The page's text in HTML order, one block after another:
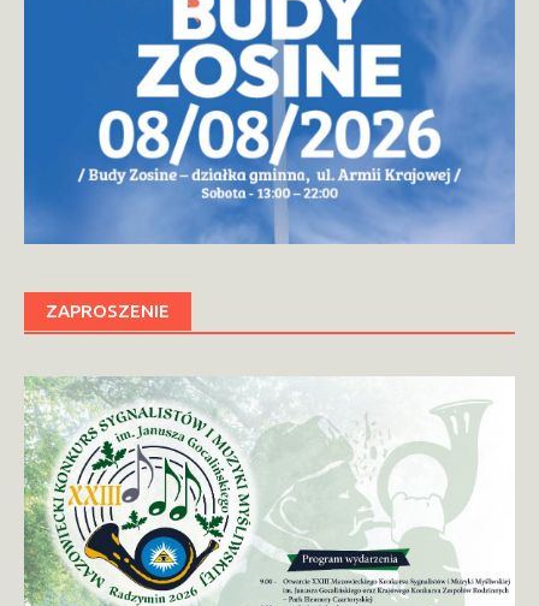
ZAPROSZENIE